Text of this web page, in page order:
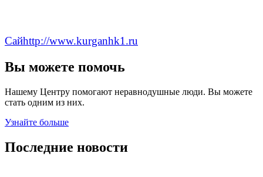
Сайhttp://www.kurganhk1.ru
Вы можете помочь
Нашему Центру помогают неравнодушные люди. Вы можете
стать одним из них.
Узнайте больше
Последние новости